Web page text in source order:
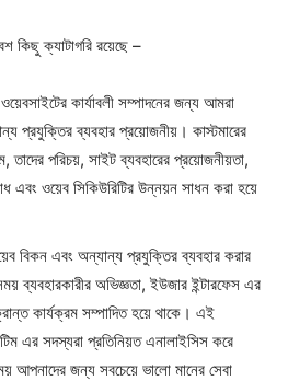
কিছু ক্যাটাগরি রয়েছে –
ওয়েবসাইটের কার্যাবলী সম্পাদনের জন্য আমরা
প্রযুক্তির ব্যবহার প্রয়োজনীয়। কাস্টমারের
পরিচয়, সাইট ব্যবহারের প্রয়োজনীয়তা,
এবং ওয়েব সিকিউরিটির উন্নয়ন সাধন করা হয়ে
বিকন এবং অন্যান্য প্রযুক্তির ব্যবহার করার
ব্যবহারকারীর অভিজ্ঞতা, ইউজার ইন্টারফেস এর
কার্যক্রম সম্পাদিত হয়ে থাকে। এই
এর সদস্যরা প্রতিনিয়ত এনালাইসিস করে
আপনাদের জন্য সবচেয়ে ভালো মানের সেবা